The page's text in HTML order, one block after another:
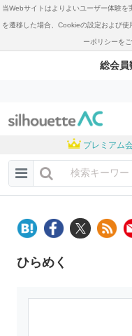
当Webサイトはよりよいユーザー体験
を遷移した場合、Cookieの設定および
ーポリシーを
総会員
プレミアム
ひらめく